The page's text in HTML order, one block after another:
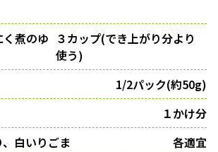
煮のゆ ３カップ(でき上がり分より
使う)
1/2パック(約50g)
１かけ分
白いりごま
各適宜